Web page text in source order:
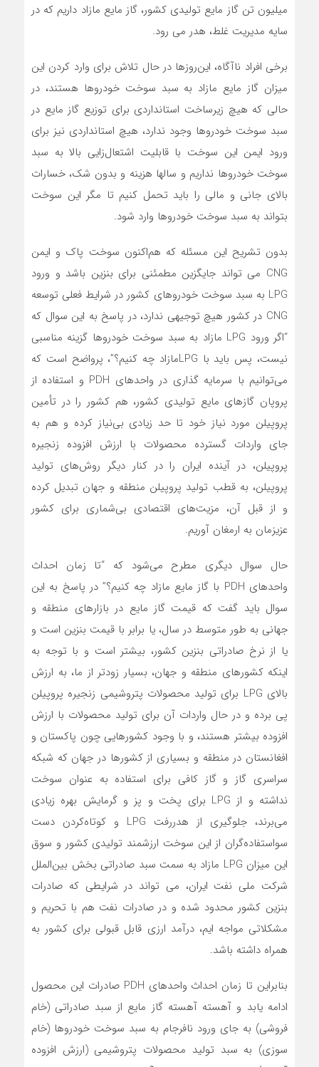
میلیون تن گاز مایع تولیدی کشور، گاز مایع مازاد داریم که در
سایه مدیریت غلط، هدر می رود.
برخی افراد ناآگاه، این‌روزها در حال تلاش برای وارد کردن این
میزان گاز مایع مازاد به سبد سوخت خودروها هستند، در
حالی که هیچ زیرساخت استانداردی برای توزیع گاز مایع در
سبد سوخت خودروها وجود ندارد، هیچ استانداردی نیز برای
ورود ایمن این سوخت با قابلیت اشتعال‌زایی بالا به سبد
سوخت خودروها نداریم و سالها هزینه و بدون شک، خسارات
بالای جانی و مالی را باید تحمل کنیم تا مگر این سوخت
بتواند به سبد سوخت خودروها وارد شود.
بدون تشریح این مسئله که هم‌اکنون سوخت پاک و ایمن
CNG می تواند جایگزین مطمئنی برای بنزین باشد و ورود
LPG به سبد سوخت خودروهای کشور در شرایط فعلی توسعه
CNG در کشور هیچ توجیهی ندارد، در پاسخ به این سوال که
“اگر ورود LPG مازاد به سبد سوخت خودروها گزینه مناسبی
نیست، پس باید با LPG‌مازاد چه کنیم؟”، پرواضح است که
می‌توانیم با سرمایه گذاری در واحدهای PDH و استفاده از
پروپان گازهای مایع تولیدی کشور، هم کشور را در تأمین
پروپیلن مورد نیاز خود تا حد زیادی بی‌نیاز کرده و هم به
جای واردات گسترده محصولات با ارزش افزوده زنجیره
پروپیلن، در آینده ایران را در کنار دیگر روش‌های تولید
پروپیلن، به قطب تولید پروپیلن منطقه و جهان تبدیل کرده
و از قبل آن، مزیت‌های اقتصادی بی‌شماری برای کشور
عزیزمان به ارمغان آوریم.
حال سوال دیگری مطرح می‌شود که “تا زمان احداث
واحدهای PDH با گاز مایع مازاد چه کنیم؟” در پاسخ به این
سوال باید گفت که قیمت گاز مایع در بازارهای منطقه و
جهانی به طور متوسط در سال، یا برابر با قیمت بنزین است و
یا از نرخ صادراتی بنزین کشور، بیشتر است و با توجه به
اینکه کشورهای منطقه و جهان، بسیار زودتر از ما، به ارزش
بالای LPG برای تولید محصولات پتروشیمی زنجیره پروپیلن
پی برده و در حال واردات آن برای تولید محصولات با ارزش
افزوده بیشتر هستند، و با وجود کشورهایی چون پاکستان و
افغانستان در منطقه و بسیاری از کشورها در جهان که شبکه
سراسری گاز و گاز کافی برای استفاده به عنوان سوخت
نداشته و از LPG برای پخت و پز و گرمایش بهره زیادی
می‌برند، جلوگیری از هدررفت LPG و کوتاه‌کردن دست
سواستفاده‌گران از این سوخت ارزشمند تولیدی کشور و سوق
این میزان LPG‌ مازاد به سمت سبد صادراتی بخش بین‌الملل
شرکت ملی نفت ایران، می تواند در شرایطی که صادرات
بنزین کشور محدود شده و در صادرات نفت هم با تحریم و
مشکلاتی مواجه ایم، درآمد ارزی قابل قبولی برای کشور به
همراه داشته باشد.
بنابراین تا زمان احداث واحدهای PDH صادرات این محصول
ادامه یابد و آهسته آهسته گاز مایع از سبد صادراتی (خام
فروشی) به جای ورود نافرجام به سبد سوخت خودروها (خام
سوزی) به سبد تولید محصولات پتروشیمی (ارزش افزوده